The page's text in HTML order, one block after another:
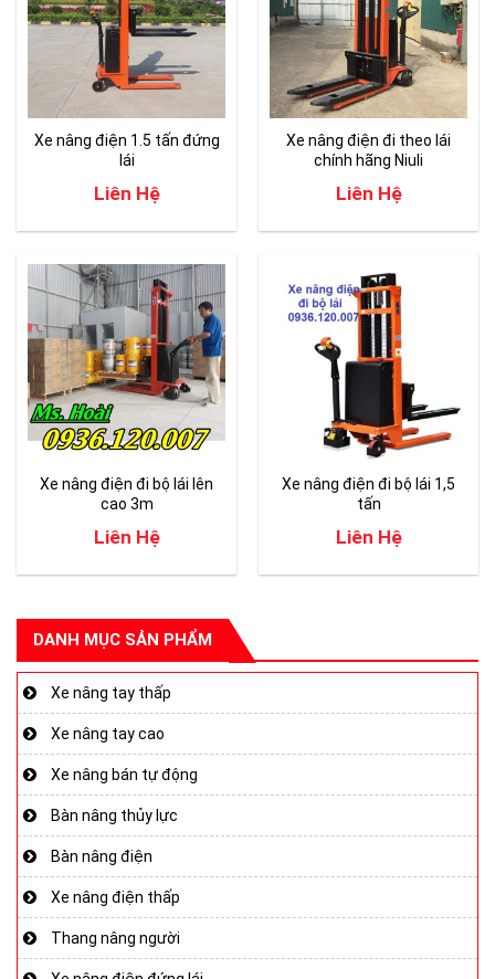
DANH MỤC SẢN PHẨM
Xe nâng tay thấp
Xe nâng tay cao
Xe nâng bán tự động
Bàn nâng thủy lực
Bàn nâng điện
Xe nâng điện thấp
Thang nâng người
Xe nâng điện 1.5 tấn đứng
lái
Liên Hệ
Xe nâng điện đi theo lái
chính hãng Niuli
Liên Hệ
Xe nâng điện đi bộ lái lên
cao 3m
Liên Hệ
Xe nâng điện đi bộ lái 1,5
tấn
Liên Hệ